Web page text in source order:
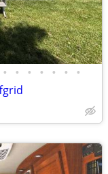
• • • • • • •